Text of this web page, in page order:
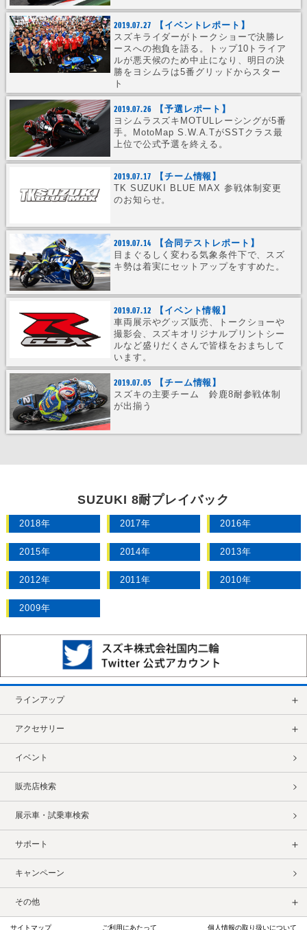
2019.07.27
【イベントレポート】
スズキライダーがトークショーで決勝レ
ースへの抱負を語る。トップ10トライア
ルが悪天候のため中止になり、明日の決
勝をヨシムラは5番グリッドからスター
ト
2019.07.26
【予選レポート】
ヨシムラスズキMOTULレーシングが5番
手。MotoMap S.W.A.TがSSTクラス最
上位で公式予選を終える。
2019.07.17
【チーム情報】
TK SUZUKI BLUE MAX 参戦体制変更
のお知らせ。
2019.07.14
【合同テストレポート】
目まぐるしく変わる気象条件下で、スズ
キ勢は着実にセットアップをすすめた。
2019.07.12
【イベント情報】
車両展示やグッズ販売、トークショーや
撮影会、スズキオリジナルプリントシー
ルなど盛りだくさんで皆様をおまちして
います。
2019.07.05
【チーム情報】
スズキの主要チーム 鈴鹿8耐参戦体制
が出揃う
SUZUKI 8耐プレイバック
2018年 2017年 2016年
2015年 2014年 2013年
2012年 2011年 2010年
2009年
ラインアップ
アクセサリー
イベント
販売店検索
展示車・試乗車検索
サポート
キャンペーン
その他
サイトマップ ご利用にあたって 個人情報の取り扱いについて